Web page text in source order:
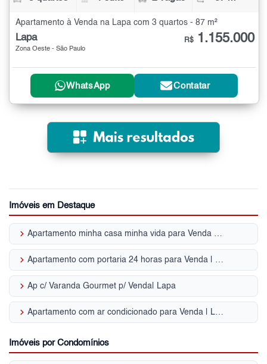
Apartamento à Venda na Lapa com 3 quartos - 87 m²
Lapa
Zona Oeste - São Paulo
R$ 1.155.000
WhatsApp Contatar
Imóveis em Destaque
keyboard_arrow_right Apartamento minha casa minha vida para Venda | Lapa
keyboard_arrow_right Apartamento com portaria 24 horas para Venda | Lapa
keyboard_arrow_right Ap c/ Varanda Gourmet p/ Venda| Lapa
keyboard_arrow_right Apartamento com ar condicionado para Venda | Lapa
Imóveis por Condomínios